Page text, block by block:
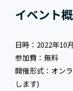
イベント
日時：2022年10
参加費：無料
開催形式：オン
します)